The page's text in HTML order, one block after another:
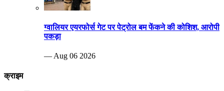
ग्वालियर एयरफोर्स गेट पर पेट्रोल बम फेंकने की कोशिश, आरोपी
पकड़ा
— Aug 06 2026
क्राइम